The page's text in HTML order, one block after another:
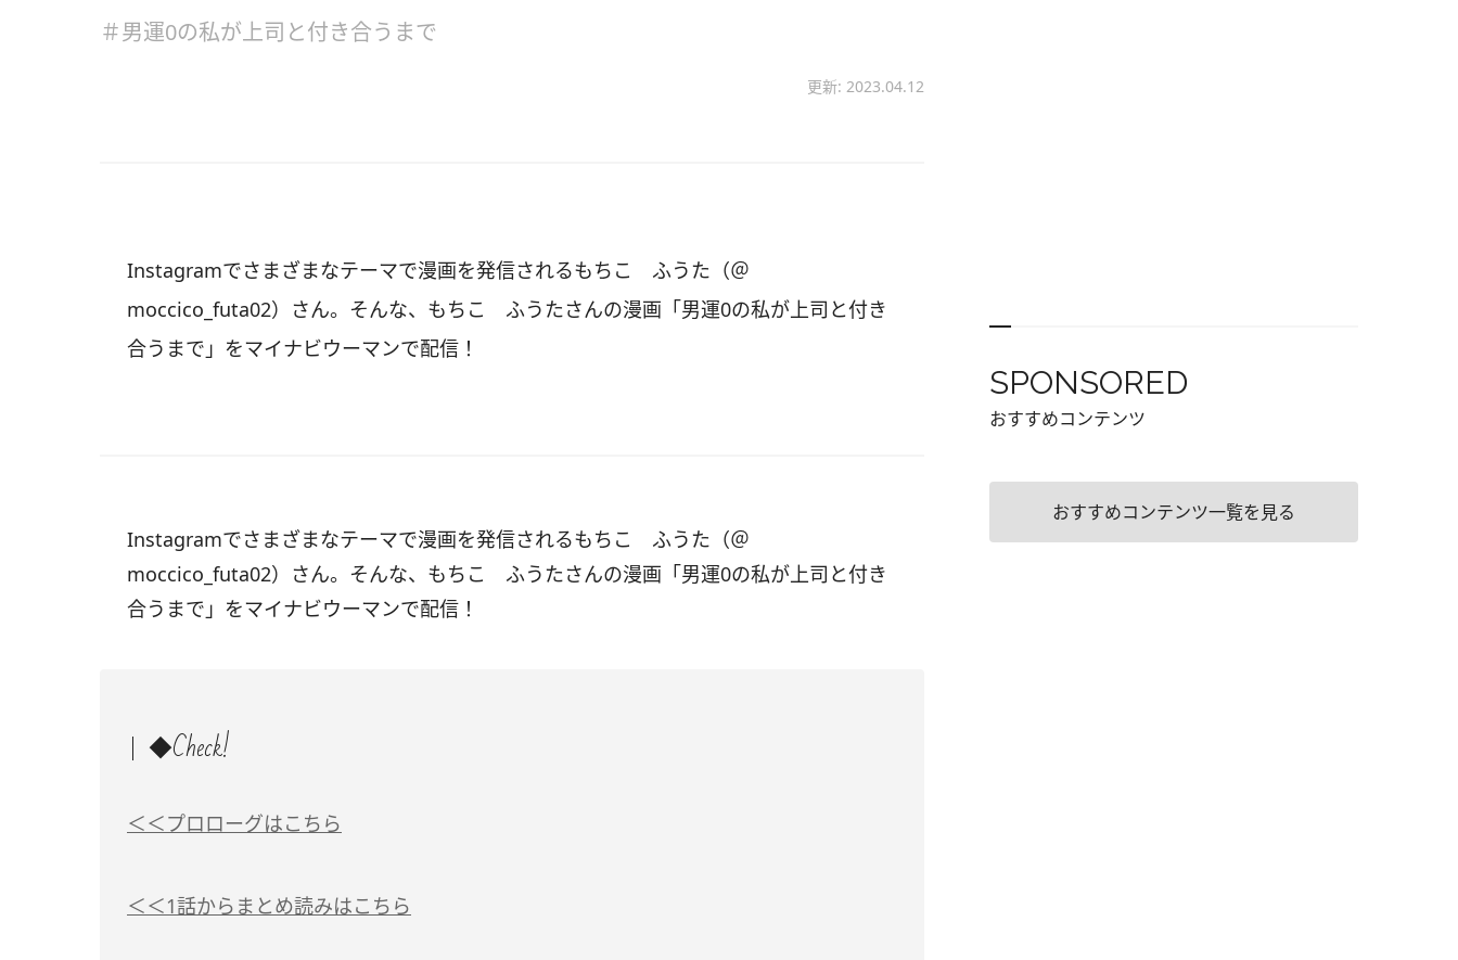
＃男運0の私が上司と付き合うまで
更新: 2023.04.12
Instagramでさまざまなテーマで漫画を発信されるもちこ ふうた（＠
moccico_futa02）さん。そんな、もちこ ふうたさんの漫画「男運0の私が上司と付き
合うまで」をマイナビウーマンで配信！
Instagramでさまざまなテーマで漫画を発信されるもちこ ふうた（＠
moccico_futa02）さん。そんな、もちこ ふうたさんの漫画「男運0の私が上司と付き
合うまで」をマイナビウーマンで配信！
◆Check!
＜＜プロローグはこちら
＜＜1話からまとめ読みはこちら
SPONSORED
おすすめコンテンツ
おすすめコンテンツ一覧を見る